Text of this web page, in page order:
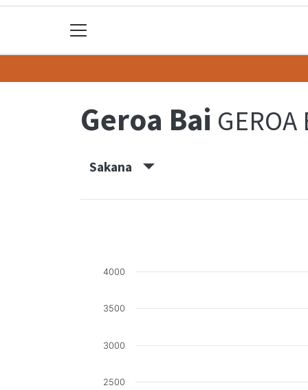
Geroa Bai GEROA
Sakana
2500
3000
3500
4000